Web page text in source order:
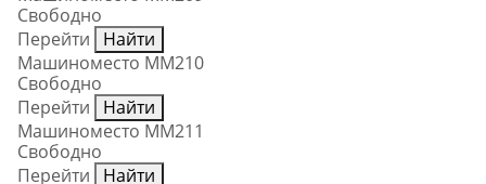
Свободно
Перейти
Найти
Машиноместо ММ210
Свободно
Перейти
Найти
Машиноместо ММ211
Свободно
Перейти
Найти